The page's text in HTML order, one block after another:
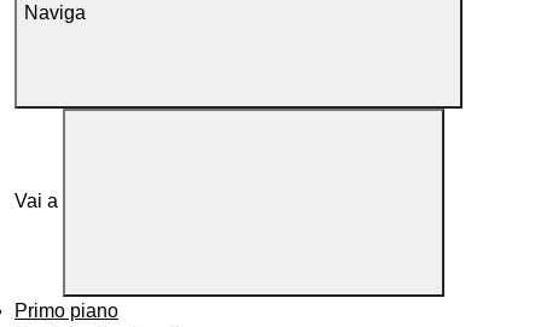
Naviga
Vai a
Primo piano